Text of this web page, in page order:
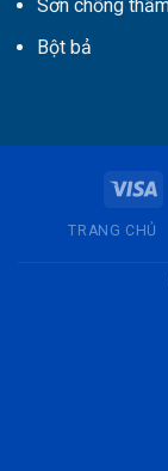
Sơn chống
Bột bả
TRANG CHỦ